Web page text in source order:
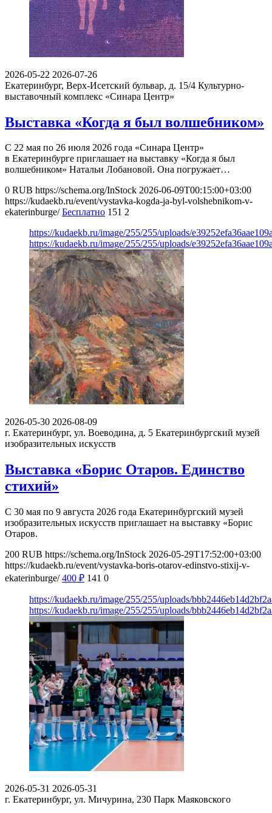
2026-05-22 2026-07-26
Екатеринбург, Верх-Исетский бульвар, д. 15/4 Культурно-
выставочный комплекс «Синара Центр»
Выставка «Когда я был волшебником»
С 22 мая по 26 июля 2026 года «Синара Центр»
в Екатеринбурге приглашает на выставку «Когда я был
волшебником» Натальи Лобановой. Она погружает…
0 RUB https://schema.org/InStock 2026-06-09T00:15:00+03:00
https://kudaekb.ru/event/vystavka-kogda-ja-byl-volshebnikom-v-
ekaterinburge/ Бесплатно 151 2
https://kudaekb.ru/image/255/255/uploads/
https://kudaekb.ru/image/255/255/uploads/
2026-05-30 2026-08-09
г. Екатеринбург, ул. Воеводина, д. 5 Екатеринбургский музей
изобразительных искусств
Выставка «Борис Отаров. Единство
стихий»
С 30 мая по 9 августа 2026 года Екатеринбургский музей
изобразительных искусств приглашает на выставку «Борис
Отаров.
200 RUB https://schema.org/InStock 2026-05-29T17:52:00+03:00
https://kudaekb.ru/event/vystavka-boris-otarov-edinstvo-stixij-v-
ekaterinburge/ 400 ₽ 141 0
https://kudaekb.ru/image/255/255/uploads/
https://kudaekb.ru/image/255/255/uploads/
2026-05-31 2026-05-31
г. Екатеринбург, ул. Мичурина, 230 Парк Маяковского